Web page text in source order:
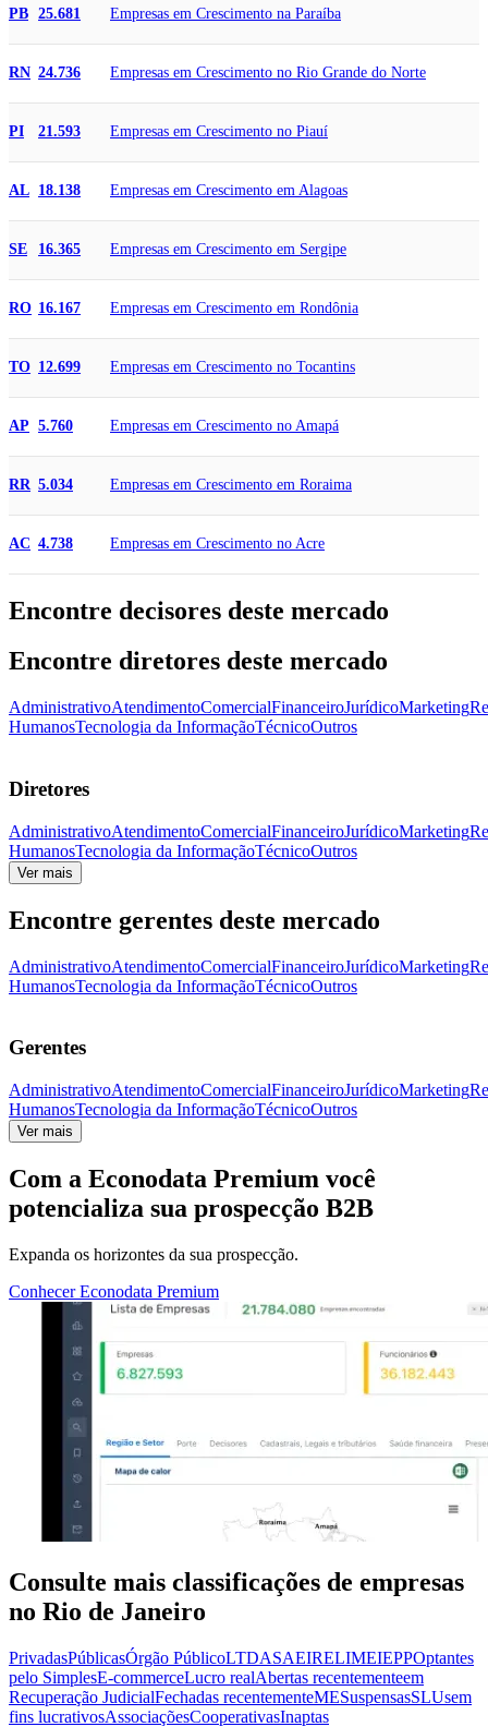
PB 25.681 Empresas em Crescimento na Paraíba
RN 24.736 Empresas em Crescimento no Rio Grande do Norte
PI 21.593 Empresas em Crescimento no Piauí
AL 18.138 Empresas em Crescimento em Alagoas
SE 16.365 Empresas em Crescimento em Sergipe
RO 16.167 Empresas em Crescimento em Rondônia
TO 12.699 Empresas em Crescimento no Tocantins
AP 5.760 Empresas em Crescimento no Amapá
RR 5.034 Empresas em Crescimento em Roraima
AC 4.738 Empresas em Crescimento no Acre
Encontre decisores deste mercado
Encontre diretores deste mercado
AdministrativoAtendimentoComercialFinanceiroJurídicoMarketing
HumanosTecnologia da InformaçãoTécnicoOutros
Diretores
AdministrativoAtendimentoComercialFinanceiroJurídicoMarketing
HumanosTecnologia da InformaçãoTécnicoOutros
Ver mais
Encontre gerentes deste mercado
AdministrativoAtendimentoComercialFinanceiroJurídicoMarketing
HumanosTecnologia da InformaçãoTécnicoOutros
Gerentes
AdministrativoAtendimentoComercialFinanceiroJurídicoMarketing
HumanosTecnologia da InformaçãoTécnicoOutros
Ver mais
Com a Econodata Premium você
potencializa sua prospecção B2B
Expanda os horizontes da sua prospecção.
Conhecer Econodata Premium
Consulte mais classificações de empresas
no Rio de Janeiro
PrivadasPúblicasÓrgão PúblicoLTDASAEIRELIMEIEPPOptantes
pelo SimplesE-commerceLucro realAbertas recentementeem
Recuperação JudicialFechadas recentementeMESuspensasSLUsem
fins lucrativosAssociaçõesCooperativasInaptas